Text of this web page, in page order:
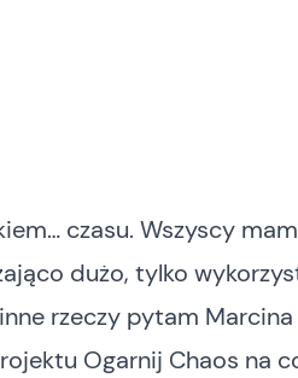
czasu. Wszyscy
dużo, tylko
rzeczy pytam Marcina
Ogarnij Chaos na